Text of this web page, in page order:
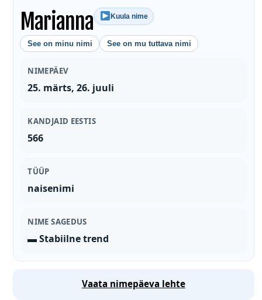
Marianna Kuula nime
See on minu nimi See on mu tuttava nimi
NIMEPÄEV
25. märts, 26. juuli
KANDJAID EESTIS
566
TÜÜP
naisenimi
NIME SAGEDUS
▬ Stabiilne trend
Vaata nimepäeva lehte